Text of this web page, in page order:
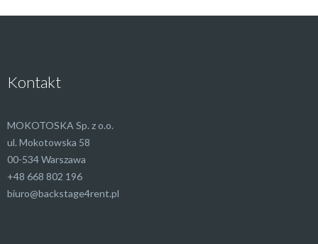
Kontakt
MOKOTOSKA Sp. z o.o.
ul. Mokotowska 58
00-534 Warszawa
+48 668 802 196
biuro@backstage4rent.pl